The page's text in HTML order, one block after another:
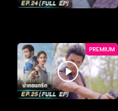
PREMIUM